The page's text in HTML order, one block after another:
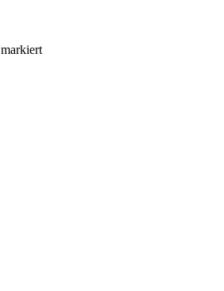
markiert